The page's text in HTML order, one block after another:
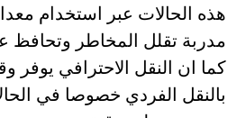
هذه الحالات عبر استخدام
مدربة تقلل المخاطر وتحافظ
كما ان النقل الاحترافي يوفر
بالنقل الفردي خصوصا في